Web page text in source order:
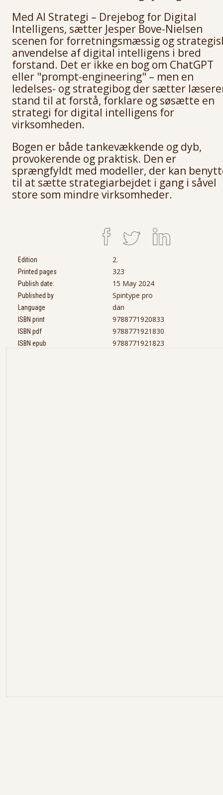
Med AI Strategi – Drejebog for Digital
Intelligens, sætter Jesper Bove-Nielsen
scenen for forretningsmæssig og
anvendelse af digital intelligens i bred
forstand. Det er ikke en bog om ChatGPT
eller "prompt-engineering" – men en
ledelses- og strategibog der sætter
stand til at forstå, forklare og søsætte en
strategi for digital intelligens for
virksomheden.
Bogen er både tankevækkende og dyb,
provokerende og praktisk. Den er
sprængfyldt med modeller, der kan
til at sætte strategiarbejdet i gang i såvel
store som mindre virksomheder.
Edition 2.
Printed pages 323
Publish date: 15 May 2024
Published by Spintype pro
Language dan
ISBN print 9788771920833
ISBN pdf 9788771921830
ISBN epub 9788771921823